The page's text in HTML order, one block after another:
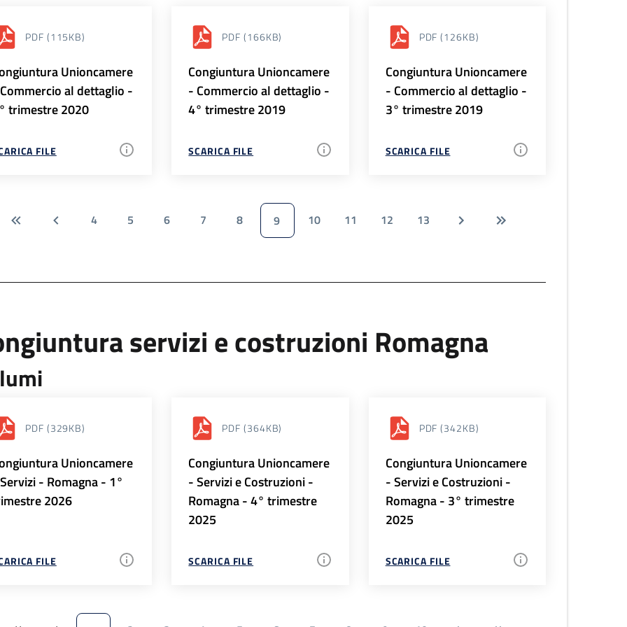
PDF (115KB)
Unioncamere
al dettaglio -
trimestre 2020
FILE
PDF (166KB)
Congiuntura Unioncamere
- Commercio al dettaglio -
4° trimestre 2019
SCARICA FILE
PDF (126KB)
Congiuntura Unioncamere
- Commercio al dettaglio -
3° trimestre 2019
SCARICA FILE
4 5 6 7 8 9 10 11 12 13
servizi e costruzioni Romagna
PDF (329KB)
Unioncamere
- Romagna - 1°
2026
FILE
PDF (364KB)
Congiuntura Unioncamere
- Servizi e Costruzioni -
Romagna - 4° trimestre
2025
SCARICA FILE
PDF (342KB)
Congiuntura Unioncamere
- Servizi e Costruzioni -
Romagna - 3° trimestre
2025
SCARICA FILE